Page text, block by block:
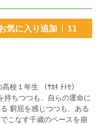
気に入り追加 11
（ｻｶｷ ﾁﾄｾ）
る
こなす千歳のペースを崩